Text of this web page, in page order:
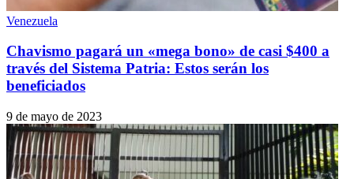
Venezuela
Chavismo pagará un «mega bono» de casi $400 a
través del Sistema Patria: Estos serán los
beneficiados
9 de mayo de 2023